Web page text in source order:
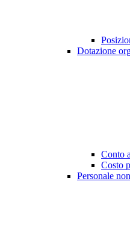
Dotazione
Conto
Costo
Personale